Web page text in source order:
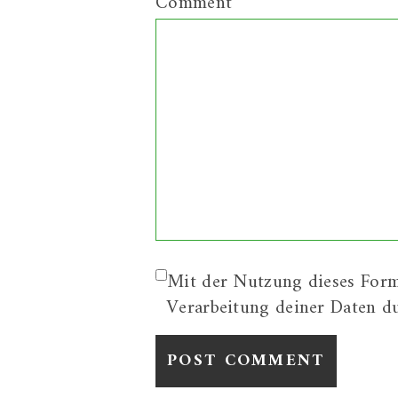
Mit der Nutzung dieses
Verarbeitung deiner Daten